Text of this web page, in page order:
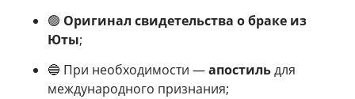
🟢 Оригинал свидетельства о браке из
Юты;
🔵 При необходимости —апостильдля
международного признания;